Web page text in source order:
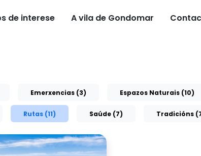
de interese A vila de Gondomar
Emerxencias (3) Espazos Naturais (10)
Rutas (11) Saúde (7) Tradicións